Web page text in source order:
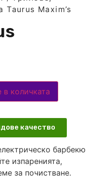
Taurus Maxim’s
в количката
качество
барбекю
изпаренията,
за почистване.